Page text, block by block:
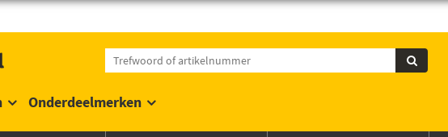
Onderdeelmerken